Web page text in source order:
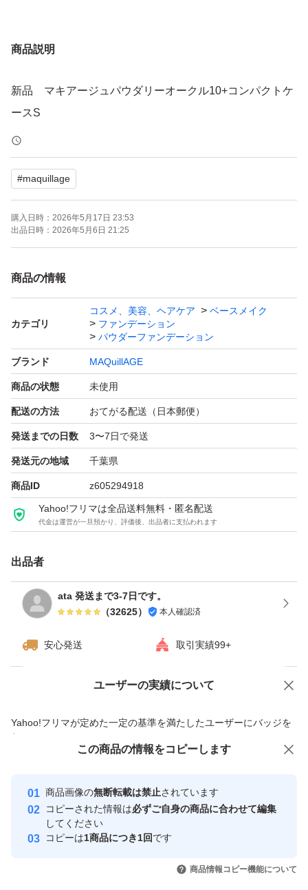
商品説明
新品 マキアージュパウダリーオークル10+コンパクトケ
ースS
#maquillage
購入日時： 2026年5月17日 23:53
出品日時： 2026年5月6日 21:25
商品の情報
カテゴリ
コスメ、美容、ヘアケア
ベースメイク
ファンデーション
パウダーファンデーション
ブランド MAQuillAGE
商品の状態 未使用
配送の方法 おてがる配送（日本郵便）
発送までの日数 3〜7日で発送
発送元の地域 千葉県
商品ID z605294918
Yahoo!フリマは全品送料無料・匿名配送
代金は運営が一旦預かり、評価後、出品者に支払われます
出品者
ata 発送まで3-7日です。
（32625） 本人確認済
安心発送 取引実績99+
ユーザーの実績について
Yahoo!フリマが定めた一定の基準を満たしたユーザーにバッジを
付与しています
安心取引出品者
心・安全なユーザーです
取引実績
引を完了させた実績があります
価格の相談 商品への質問
この商品の情報をコピーします
商品画像の無断転載は禁止されています
コピーされた情報は必ずご自身の商品に合わせて編集
してください
コピーは1商品につき1回です
商品情報コピー機能について
この商品をみている人にオススメ